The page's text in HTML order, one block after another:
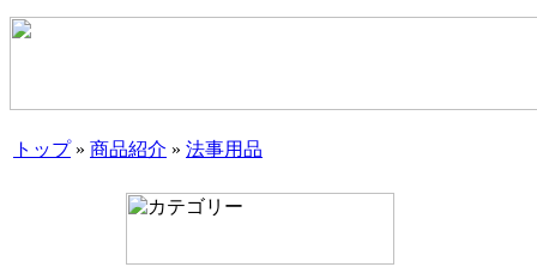
トップ» 商品紹介 » 法事用品